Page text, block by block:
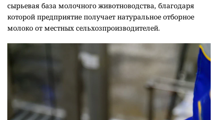
сырьевая база молочного животноводства, благодаря
которой предприятие получает натуральное отборное
молоко от местных сельхозпроизводителей.